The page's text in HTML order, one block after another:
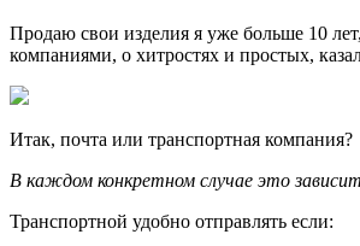
Продаю свои изделия я уже больше 10
компаниями, о хитростях и простых,
Итак, почта или транспортная компания?
В каждом конкретном случае это
Транспортной удобно отправлять если: